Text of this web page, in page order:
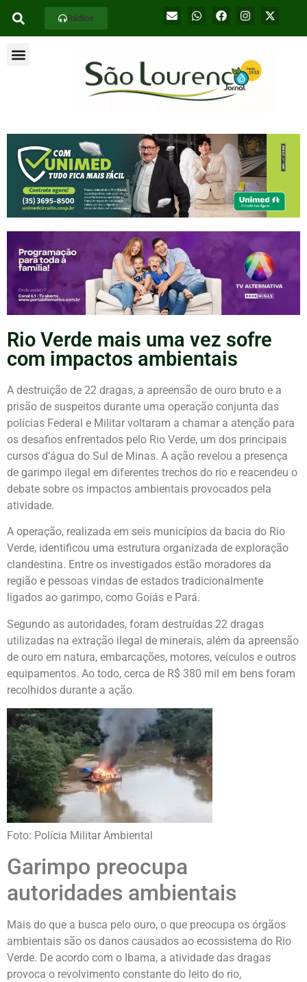
Rádios
Rio Verde mais uma vez sofre
com impactos ambientais
A destruição de 22 dragas, a apreensão de ouro bruto e a
prisão de suspeitos durante uma operação conjunta das
polícias Federal e Militar voltaram a chamar a atenção para
os desafios enfrentados pelo Rio Verde, um dos principais
cursos d’água do Sul de Minas. A ação revelou a presença
de garimpo ilegal em diferentes trechos do rio e reacendeu o
debate sobre os impactos ambientais provocados pela
atividade.
A operação, realizada em seis municípios da bacia do Rio
Verde, identificou uma estrutura organizada de exploração
clandestina. Entre os investigados estão moradores da
região e pessoas vindas de estados tradicionalmente
ligados ao garimpo, como Goiás e Pará.
Segundo as autoridades, foram destruídas 22 dragas
utilizadas na extração ilegal de minerais, além da apreensão
de ouro em natura, embarcações, motores, veículos e outros
equipamentos. Ao todo, cerca de R$ 380 mil em bens foram
recolhidos durante a ação.
Foto: Polícia Militar Ambiental
Garimpo preocupa
autoridades ambientais
Mais do que a busca pelo ouro, o que preocupa os órgãos
ambientais são os danos causados ao ecossistema do Rio
Verde. De acordo com o Ibama, a atividade das dragas
provoca o revolvimento constante do leito do rio,